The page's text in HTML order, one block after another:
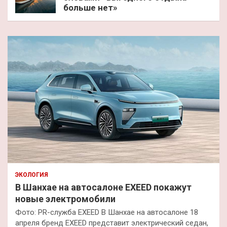
больше нет»
ЭКОЛОГИЯ
В Шанхае на автосалоне EXEED покажут
новые электромобили
Фото: PR-служба EXEED В Шанхае на автосалоне 18
апреля бренд EXEED представит электрический седан,